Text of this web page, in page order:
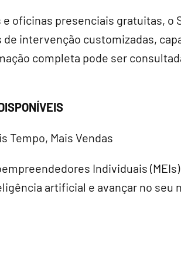
e oficinas presenciais gratuitas, o
intervenção customizadas,
completa pode ser
Tempo, Mais Vendas
Individuais
artificial e avançar no seu